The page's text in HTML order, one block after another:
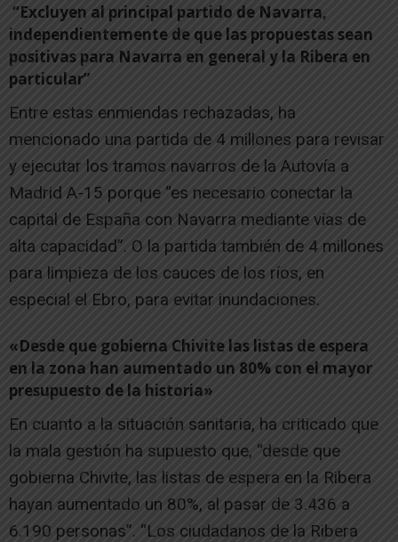
“Excluyen al principal partido de Navarra,
independientemente de que las propuestas sean
positivas para Navarra en general y la Ribera en
particular”
Entre estas enmiendas rechazadas, ha
mencionado una partida de 4 millones para revisar
y ejecutar los tramos navarros de la Autovía a
Madrid A-15 porque “es necesario conectar la
capital de España con Navarra mediante vías de
alta capacidad”. O la partida también de 4 millones
para limpieza de los cauces de los ríos, en
especial el Ebro, para evitar inundaciones.
«Desde que gobierna Chivite las listas de espera
en la zona han aumentado un 80% con el mayor
presupuesto de la historia»
En cuanto a la situación sanitaria, ha criticado que
la mala gestión ha supuesto que, “desde que
gobierna Chivite, las listas de espera en la Ribera
hayan aumentado un 80%, al pasar de 3.436 a
6.190 personas”. “Los ciudadanos de la Ribera